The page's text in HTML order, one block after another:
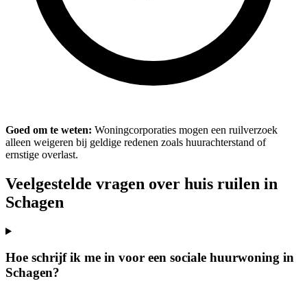
Goed om te weten: Woningcorporaties mogen een ruilverzoek
alleen weigeren bij geldige redenen zoals huurachterstand of
ernstige overlast.
Veelgestelde vragen over huis ruilen in
Schagen
Hoe schrijf ik me in voor een sociale huurwoning in
Schagen?